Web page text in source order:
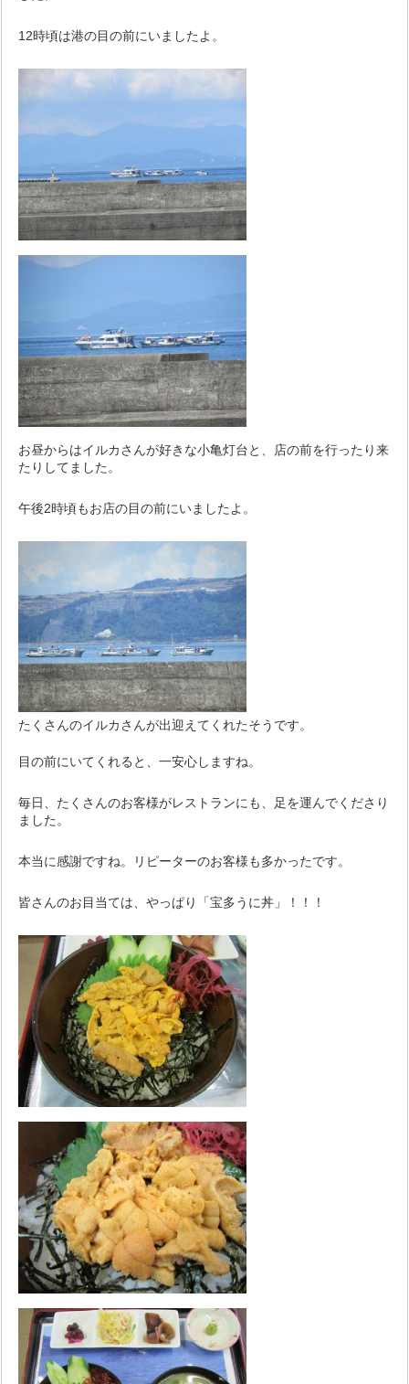
12時頃は港の目の前にいましたよ。
お昼からはイルカさんが好きな小亀灯台と、店の前を行ったり来
たりしてました。
午後2時頃もお店の目の前にいましたよ。
たくさんのイルカさんが出迎えてくれたそうです。
目の前にいてくれると、一安心しますね。
毎日、たくさんのお客様がレストランにも、足を運んでくださり
ました。
本当に感謝ですね。リピーターのお客様も多かったです。
皆さんのお目当ては、やっぱり「宝多うに丼」！！！